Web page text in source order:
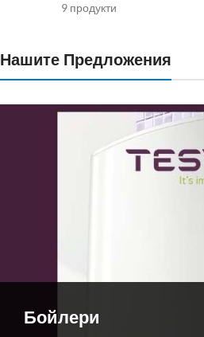
9 продукти
Нашите Предложения
Бойлери